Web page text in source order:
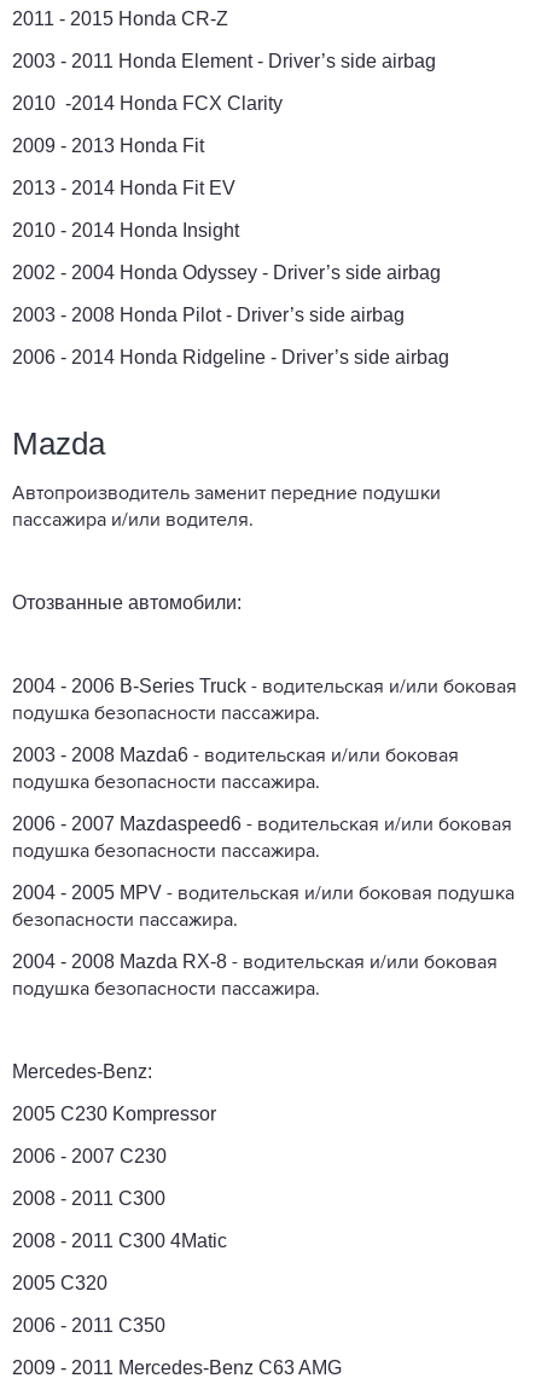
2011 - 2015 Honda CR-Z
2003 - 2011 Honda Element - Driver’s side airbag
2010 -2014 Honda FCX Clarity
2009 - 2013 Honda Fit
2013 - 2014 Honda Fit EV
2010 - 2014 Honda Insight
2002 - 2004 Honda Odyssey - Driver’s side airbag
2003 - 2008 Honda Pilot - Driver’s side airbag
2006 - 2014 Honda Ridgeline - Driver’s side airbag
Mazda
Автопроизводитель заменит передние подушки
пассажира и/или водителя.
Отозванные автомобили:
2004 - 2006 B-Series Truck - водительская и/или боковая
подушка безопасности пассажира.
2003 - 2008 Mazda6 - водительская и/или боковая
подушка безопасности пассажира.
2006 - 2007 Mazdaspeed6 - водительская и/или боковая
подушка безопасности пассажира.
2004 - 2005 MPV - водительская и/или боковая подушка
безопасности пассажира.
2004 - 2008 Mazda RX-8 - водительская и/или боковая
подушка безопасности пассажира.
Mercedes-Benz:
2005 C230 Kompressor
2006 - 2007 C230
2008 - 2011 C300
2008 - 2011 C300 4Matic
2005 C320
2006 - 2011 C350
2009 - 2011 Mercedes-Benz C63 AMG